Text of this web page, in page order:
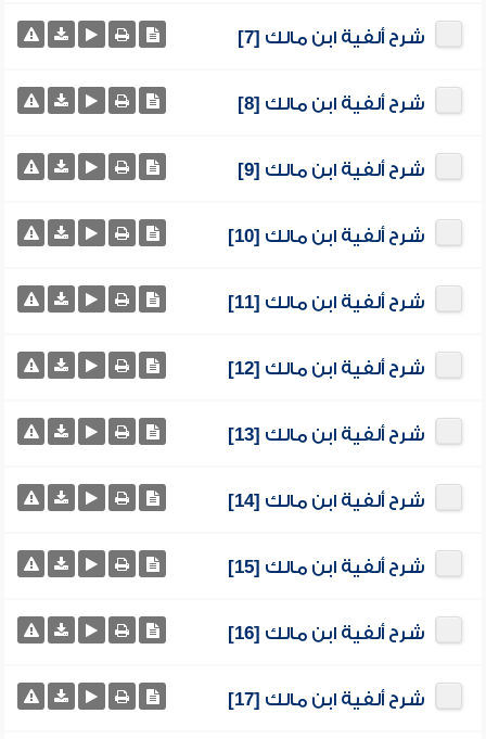
شرح ألفية ابن مالك [7]
شرح ألفية ابن مالك [8]
شرح ألفية ابن مالك [9]
شرح ألفية ابن مالك [10]
شرح ألفية ابن مالك [11]
شرح ألفية ابن مالك [12]
شرح ألفية ابن مالك [13]
شرح ألفية ابن مالك [14]
شرح ألفية ابن مالك [15]
شرح ألفية ابن مالك [16]
شرح ألفية ابن مالك [17]